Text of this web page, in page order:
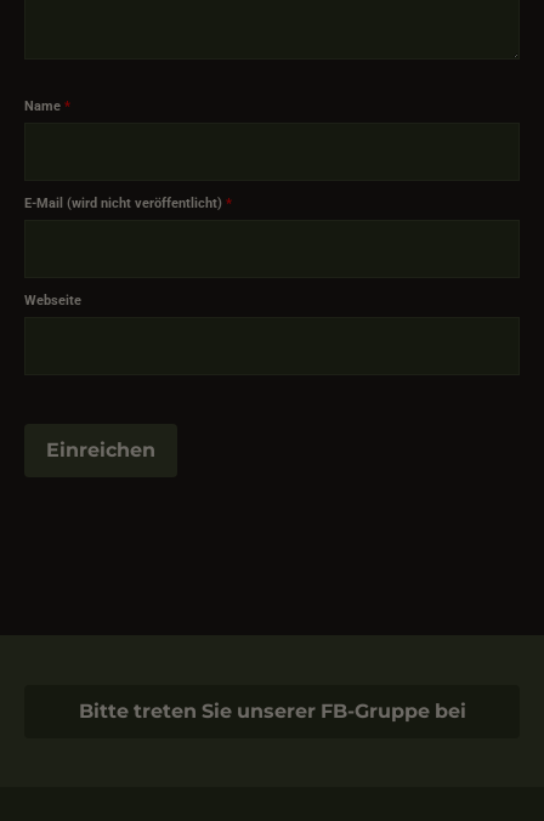
Name *
E-Mail (wird nicht veröffentlicht) *
Webseite
Bitte treten Sie unserer FB-Gruppe bei